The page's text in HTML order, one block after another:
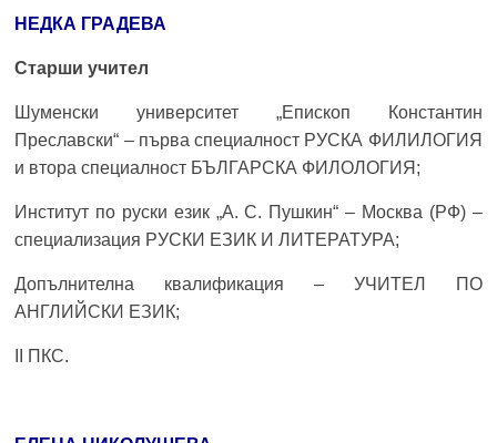
НЕДКА ГРАДЕВА
Старши учител
Шуменски университет „Епископ Константин
Преславски“ – първа специалност РУСКА ФИЛИЛОГИЯ
и втора специалност БЪЛГАРСКА ФИЛОЛОГИЯ;
Институт по руски език „А. С. Пушкин“ – Москва (РФ) –
специализация РУСКИ ЕЗИК И ЛИТЕРАТУРА;
Допълнителна квалификация – УЧИТЕЛ ПО
АНГЛИЙСКИ ЕЗИК;
II ПКС.